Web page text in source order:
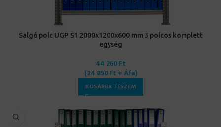
Salgó polc UGP S1 2000x1200x600 mm 3 polcos komplett
egység
44 260Ft
(34 850Ft + Áfa)
KOSÁRBA TESZEM